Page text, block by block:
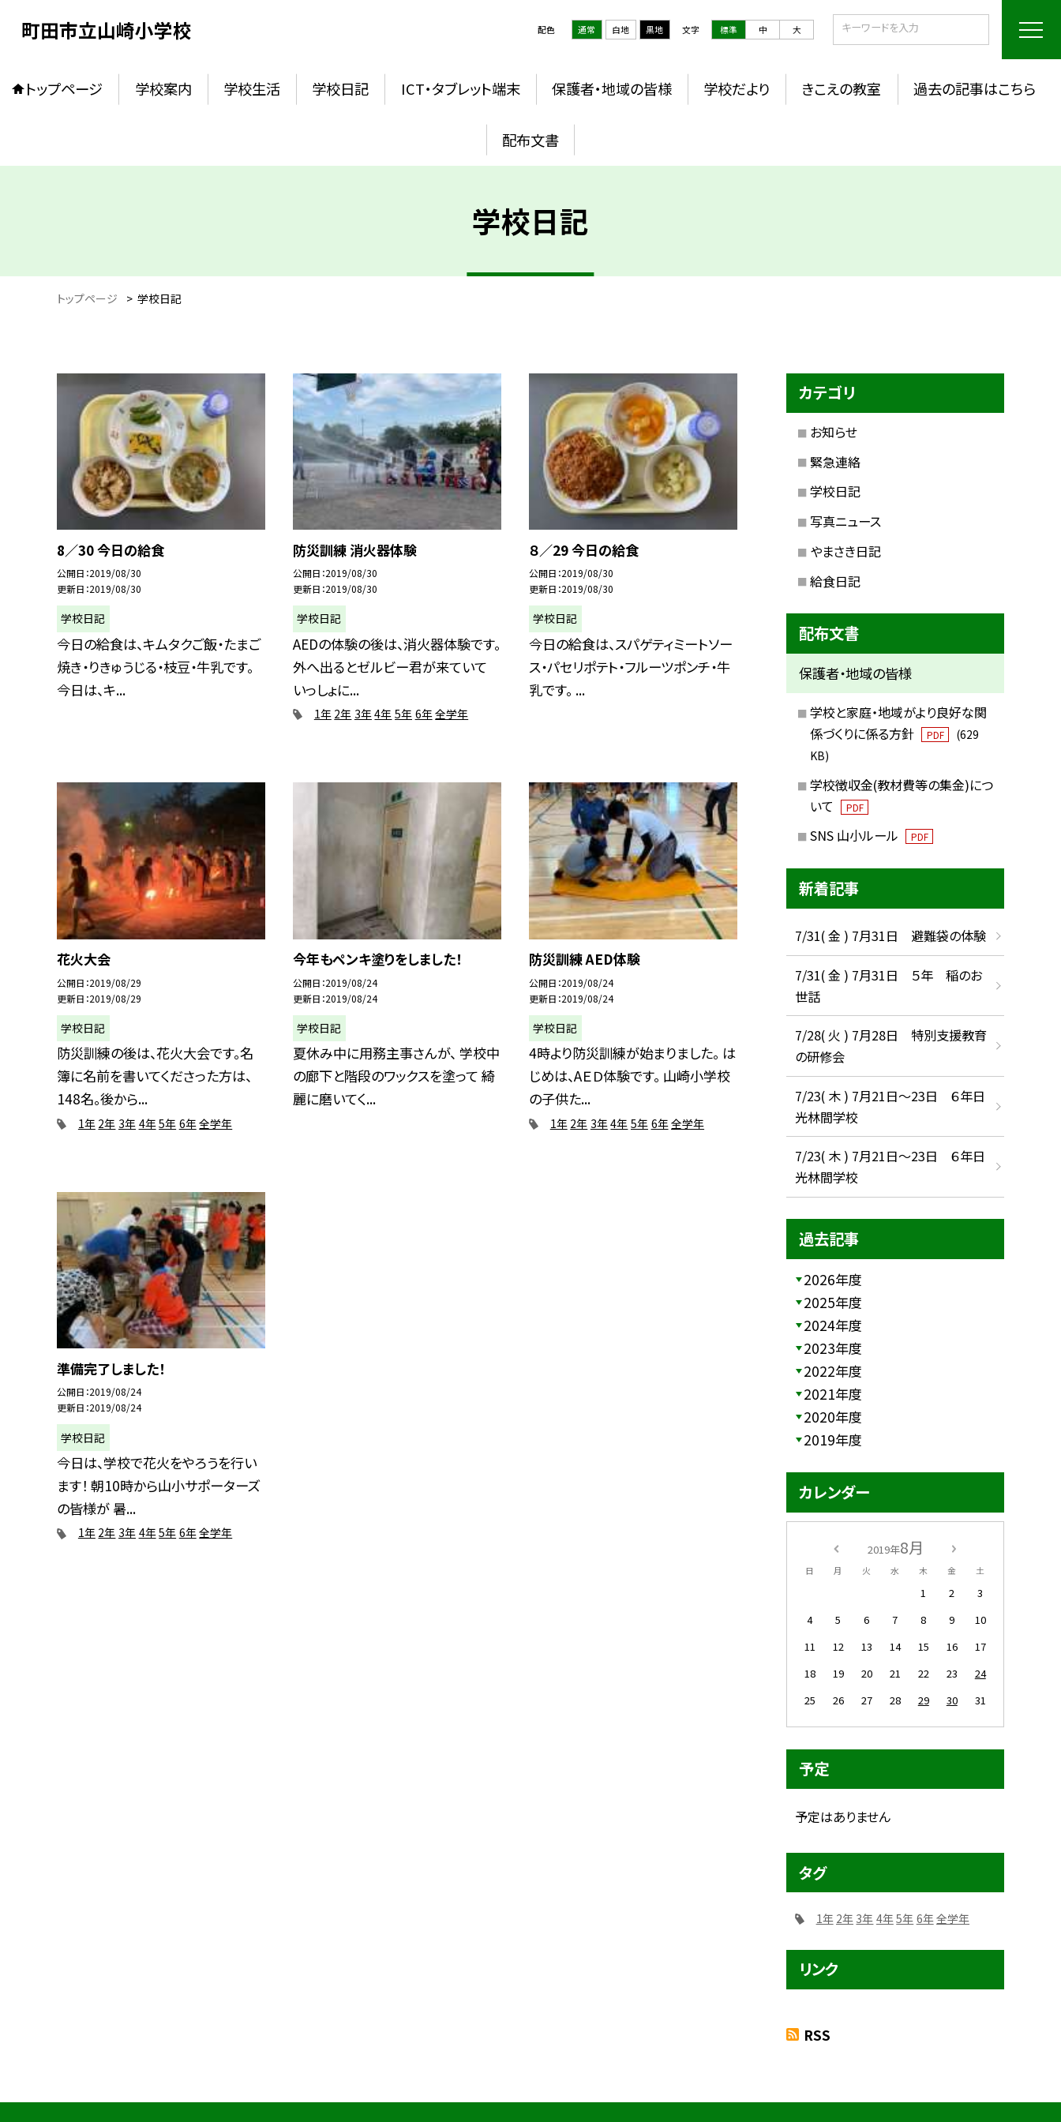
町田市立山崎小学校 配色 通常 白地 黒地 文字 標準 中 大
トップページ 学校案内 学校生活 学校日記 ICT・タブレット端末 保護者・地域の皆様 学校だより きこえの教室 過去の記事はこちら
配布文書
学校日記
トップページ > 学校日記
8／30 今日の給食
公開日 2019/08/30
更新日 2019/08/30
学校日記
今日の給食は、キムタクご飯・たまご
焼き・りきゅうじる・枝豆・牛乳です。
今日は、キ...
防災訓練 消火器体験
公開日 2019/08/30
更新日 2019/08/30
学校日記
AEDの体験の後は、消火器体験です。
外へ出るとゼルビー君が来ていて
いっしょに...
1年 2年 3年4年 5年 6年全学年
８／29 今日の給食
公開日 2019/08/30
更新日 2019/08/30
学校日記
今日の給食は、スパゲティミートソー
ス・パセリポテト・フルーツポンチ・牛
乳です。 ...
花火大会
公開日 2019/08/29
更新日 2019/08/29
学校日記
防災訓練の後は、花火大会です。名
簿に名前を書いてくださった方は、
148名。後から...
1年 2年 3年 4年5年 6年全学年
今年もペンキ塗りをしました！
公開日 2019/08/24
更新日 2019/08/24
学校日記
夏休み中に用務主事さんが、 学校中
の廊下と階段のワックスを塗って 綺
麗に磨いてく...
防災訓練 AED体験
公開日 2019/08/24
更新日 2019/08/24
学校日記
4時より防災訓練が始まりました。 は
じめは、AＥＤ体験です。 山崎小学校
の子供た...
1年 2年 3年4年 5年 6年全学年
準備完了しました！
公開日 2019/08/24
更新日 2019/08/24
学校日記
今日は、学校で花火をやろうを行い
ます！ 朝10時から山小サポーターズ
の皆様が 暑...
1年 2年 3年 4年5年 6年全学年
カテゴリ
お知らせ
緊急連絡
学校日記
写真ニュース
やまさき日記
給食日記
配布文書
保護者・地域の皆様
学校と家庭・地域がより良好な関
係づくりに係る方針
PDF
(629
KB)
学校徴収金(教材費等の集金)につ
いて
PDF
SNS 山小ルール PDF
新着記事
7/31( 金 ) 7月31日 避難袋の体験
7/31( 金 ) 7月31日 ５年 稲のお
世話
7/28( 火 ) 7月28日 特別支援教育
の研修会
7/23( 木 ) 7月21日〜23日 ６年日
光林間学校
7/23( 木 ) 7月21日〜23日 ６年日
光林間学校
過去記事
2026年度
2025年度
2024年度
2023年度
2022年度
2021年度
2020年度
2019年度
カレンダー
2019年8月
日 月 火 水 木 金 土
1 2
3
4
5 6 7 8 9
10
11
12 13 14 15 16
17
18
19 20 21 22 23
24
25
26 27 28 29 30 31
予定
予定はありません
タグ
1年 2年 3年 4年5年 6年全学年
リンク
RSS